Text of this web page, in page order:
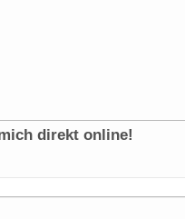
direkt online!